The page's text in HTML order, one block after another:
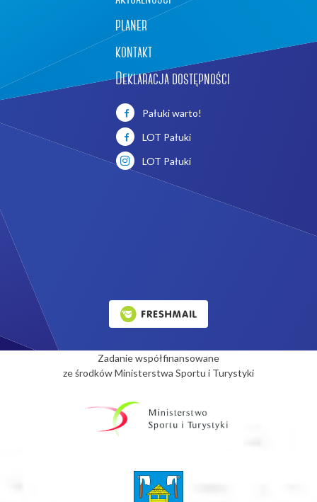
planer
kontakt
Deklaracja dostępności
Pałuki warto!
LOT Pałuki
LOT Pałuki
Zadanie współfinansowane
ze środków Ministerstwa Sportu i Turystyki